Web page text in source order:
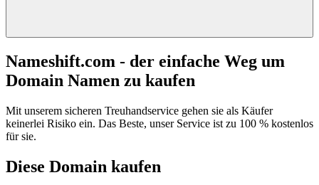
Nameshift.com - der einfache Weg um
Domain Namen zu kaufen
Mit unserem sicheren Treuhandservice gehen sie als Käufer
keinerlei Risiko ein. Das Beste, unser Service ist zu 100 % kostenlos
für sie.
Diese Domain kaufen